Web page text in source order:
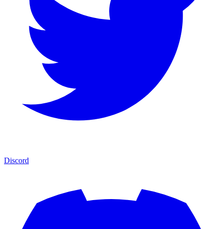
Discord